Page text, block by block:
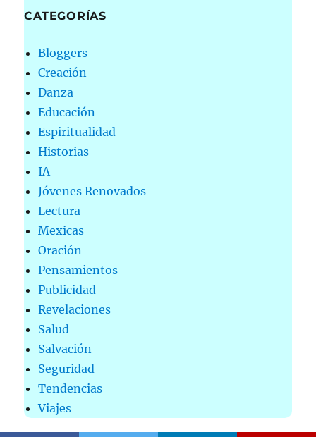
CATEGORÍAS
Bloggers
Creación
Danza
Educación
Espiritualidad
Historias
IA
Jóvenes Renovados
Lectura
Mexicas
Oración
Pensamientos
Publicidad
Revelaciones
Salud
Salvación
Seguridad
Tendencias
Viajes